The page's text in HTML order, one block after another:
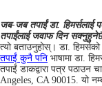
जब-जब तपाईं डा. हिमर्सलाई
तपाईंलाई जवाफ दिन
त्यो बताउनुहोस्। डा.
तपाईं कुनै पनि भाषामा डा.
तपाईं डाकद्वारा पत्र पठाउन
Angeles, CA 90015. यो